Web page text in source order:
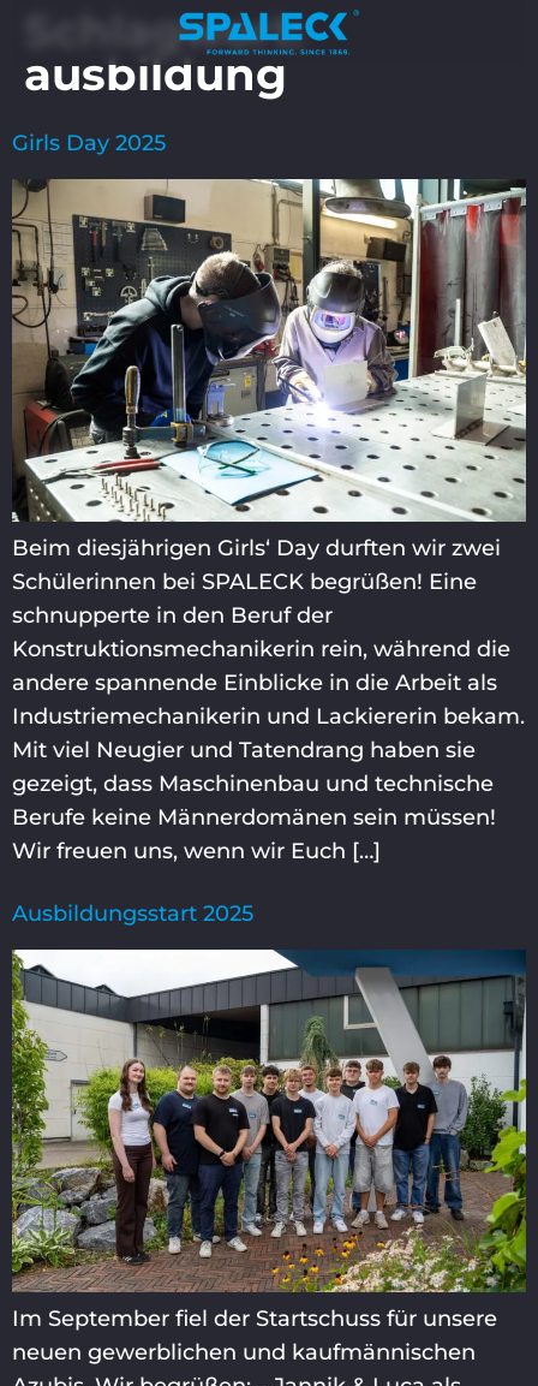
Schlagwort:
ausbildung
Girls Day 2025
Beim diesjährigen Girls‘ Day durften wir zwei
Schülerinnen bei SPALECK begrüßen! Eine
schnupperte in den Beruf der
Konstruktionsmechanikerin rein, während die
andere spannende Einblicke in die Arbeit als
Industriemechanikerin und Lackiererin bekam.
Mit viel Neugier und Tatendrang haben sie
gezeigt, dass Maschinenbau und technische
Berufe keine Männerdomänen sein müssen!
Wir freuen uns, wenn wir Euch […]
Ausbildungsstart 2025
Im September fiel der Startschuss für unsere
neuen gewerblichen und kaufmännischen